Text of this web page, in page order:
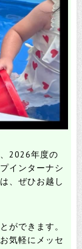
2026年度の
インターナシ
、ぜひお越し
ができます。
気軽にメッセ